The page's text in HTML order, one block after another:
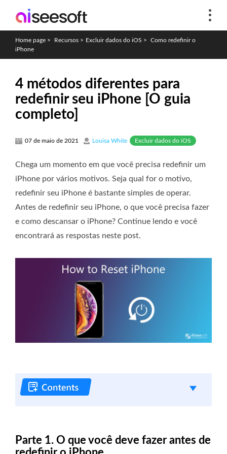
Home page > Recursos > Excluir dados do iOS >
Como redefinir o
iPhone
4 métodos diferentes para
redefinir seu iPhone [O guia
completo]
07 de maio de 2021 Louisa White Excluir dados do iOS
Chega um momento em que você precisa redefinir um
iPhone por vários motivos. Seja qual for o motivo,
redefinir seu iPhone é bastante simples de operar.
Antes de redefinir seu iPhone, o que você precisa fazer
e como descansar o iPhone? Continue lendo e você
encontrará as respostas neste post.
Parte 1. O que você deve fazer antes de